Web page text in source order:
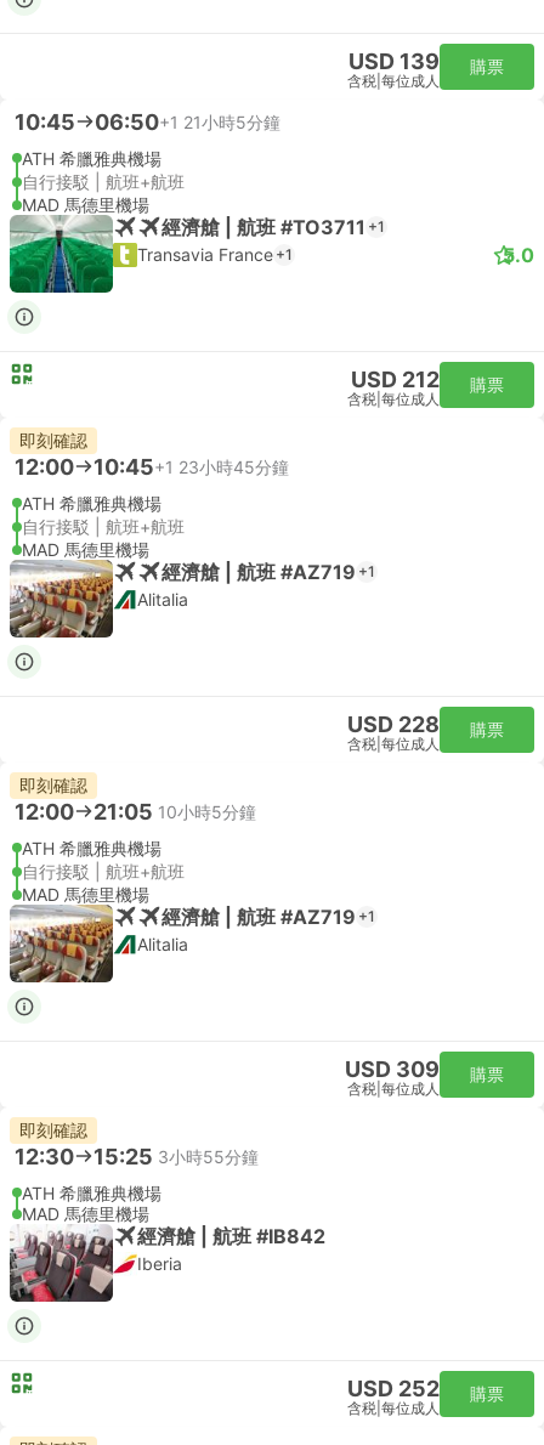
USD 139
含税 每位成人
購票
10:45 06:50+1 21小時5分鐘
ATH 希臘雅典機場
自行接駁 | 航班+航班
MAD 馬德里機場
經濟艙 | 航班 #TO3711 +1
Transavia France +1 5.0
USD 212
含税 每位成人
購票
即刻確認
12:00 10:45+1 23小時45分鐘
ATH 希臘雅典機場
自行接駁 | 航班+航班
MAD 馬德里機場
經濟艙 | 航班 #AZ719 +1
Alitalia
USD 228
含税 每位成人
購票
即刻確認
12:00 21:05 10小時5分鐘
ATH 希臘雅典機場
自行接駁 | 航班+航班
MAD 馬德里機場
經濟艙 | 航班 #AZ719 +1
Alitalia
USD 309
含税 每位成人
購票
即刻確認
12:30 15:25 3小時55分鐘
ATH 希臘雅典機場
MAD 馬德里機場
經濟艙 | 航班 #IB842
Iberia
USD 252
含税 每位成人
購票